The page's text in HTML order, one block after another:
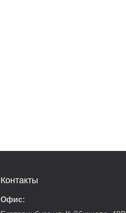
Контакты
Офис: